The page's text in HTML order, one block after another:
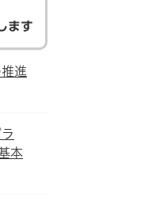
ます
進
本